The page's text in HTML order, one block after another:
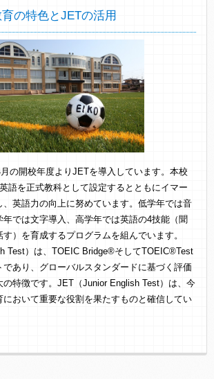
の特色とJETの活用
の開校年度よりJETを導入しています。本校
語を正式教科として設定するとともにイマー
、英語力の向上に努めています。低学年では音
では文字導入、高学年では英語の4技能（聞
）を育成するプログラムを組んでいます。
Test）は、TOEIC Bridge®そしてTOEIC®Test
あり、グローバルスタンダードに基づく評価
の特徴です。JET（Junior English Test）は、今
において重要な役割を果たすものと確信してい